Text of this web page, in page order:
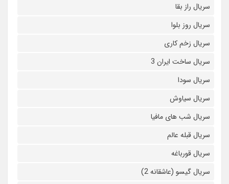
سریال راز بقا
سریال روز بلوا
سریال زخم کاری
سریال ساخت ایران 3
سریال سودا
سریال سیاوش
سریال شب های مافیا
سریال قبله عالم
سریال قورباغه
سریال گیسو (عاشقانه 2)